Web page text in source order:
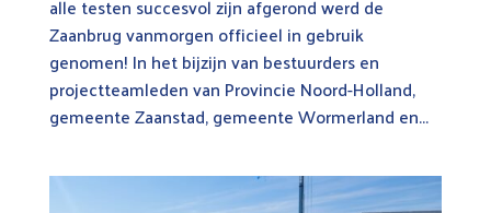
alle testen succesvol zijn afgerond werd de
Zaanbrug vanmorgen officieel in gebruik
genomen! In het bijzijn van bestuurders en
projectteamleden van Provincie Noord-Holland,
gemeente Zaanstad, gemeente Wormerland en...